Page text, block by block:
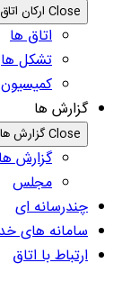
Close ارکان اتاق ایران
اتاق ها
تشکل ها
گزارش ها
Close گزارش ها
گزارش
مجلس
چندرسانه ای
سامانه های
ارتباط با اتاق